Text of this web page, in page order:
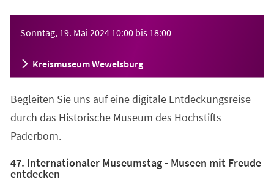
Sonntag, 19. Mai 2024 10:00 bis 18:00
Kreismuseum Wewelsburg
Begleiten Sie uns auf eine digitale Entdeckungsreise
durch das Historische Museum des Hochstifts
Paderborn.
47. Internationaler Museumstag - Museen mit Freude
entdecken